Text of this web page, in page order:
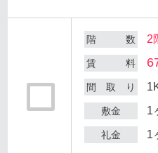
階 数 2
賃 料
間 取 り
敷金 1
礼金 1